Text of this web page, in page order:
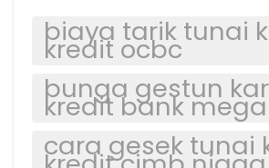
biaya tarik tunai
kredit ocbc
bunga gestun
kredit bank mega
cara gesek tunai